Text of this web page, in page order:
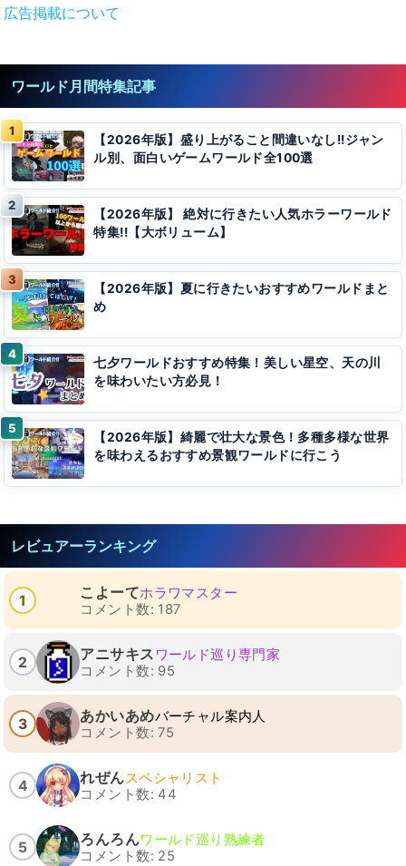
広告掲載について
ワールド月間特集記事
【2026年版】盛り上がること間違いなし!!ジャン
ル別、面白いゲームワールド全100選
【2026年版】 絶対に行きたい人気ホラーワールド
特集!!【大ボリューム】
【2026年版】夏に行きたいおすすめワールドまと
め
七夕ワールドおすすめ特集！美しい星空、天の川
を味わいたい方必見！
【2026年版】綺麗で壮大な景色！多種多様な世界
を味わえるおすすめ景観ワールドに行こう
レビュアーランキング
1 こよーてホラワマスター
コメント数: 187
2 アニサキス ワールド巡り専門家
コメント数: 95
3 あかいあめバーチャル案内人
コメント数: 75
4 れぜんスペシャリスト
コメント数: 44
5 ろんろんワールド巡り熟練者
コメント数: 25